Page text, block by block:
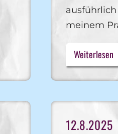
ausführlich
meinem
Weiterlesen
12.8.2025